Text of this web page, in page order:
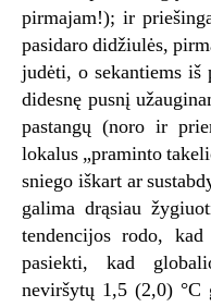
pirmajam!); ir
pasidaro didžiulės,
judėti, o sekantiems iš
didesnę pusnį
pastangų (noro ir
lokalus „praminto
sniego iškart ar
galima drąsiau
tendencijos rodo, kad
pasiekti, kad
neviršytų 1,5 (2,0) °C